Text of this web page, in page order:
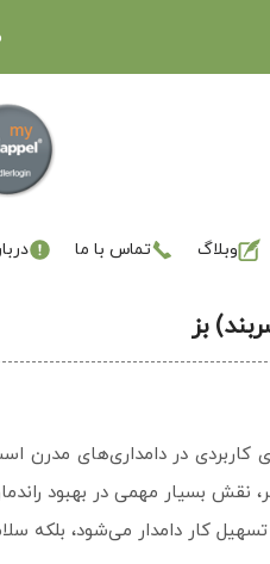
وبلاگ تماس با ما
بز
کاربردی در دامداری‌های مدرن
نقش بسیار مهمی در بهبود
تسهیل کار دامدار می‌شود، بلکه